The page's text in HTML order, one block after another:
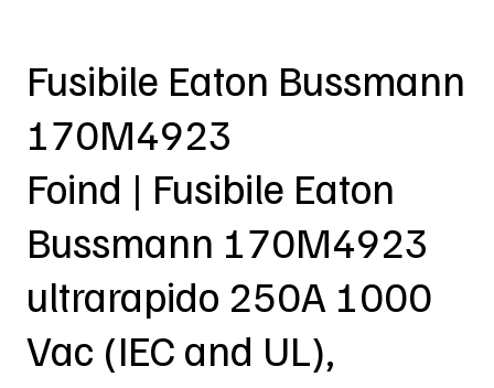
Fusibile Eaton Bussmann
170M4923
Foind | Fusibile Eaton
Bussmann 170M4923
ultrarapido 250A 1000
Vac (IEC and UL),